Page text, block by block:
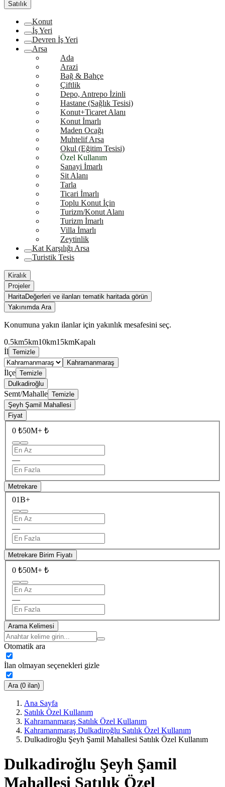
Satılık
Konut
İş Yeri
Devren İş Yeri
Arsa
Ada
Arazi
Bağ & Bahçe
Çiftlik
Depo, Antrepo İzinli
Hastane (Sağlık Tesisi)
Konut+Ticaret Alanı
Konut İmarlı
Maden Ocağı
Muhtelif Arsa
Okul (Eğitim Tesisi)
Özel Kullanım
Sanayi İmarlı
Sit Alanı
Tarla
Ticari İmarlı
Toplu Konut İçin
Turizm/Konut Alanı
Turizm İmarlı
Villa İmarlı
Zeytinlik
Kat Karşılığı Arsa
Turistik Tesis
Kiralık
Projeler
HaritaDeğerleri ve ilanları tematik haritada görün
Yakınımda Ara
Konumuna yakın ilanlar için yakınlık mesafesini seç.
0.5km5km10km15kmKapalı
İl Temizle
Kahramanmaraş
İlçe Temizle
Dulkadiroğlu
Semt/Mahalle Temizle
Şeyh Şamil Mahallesi
Fiyat
0 ₺50M+ ₺
—
Metrekare
01B+
—
Metrekare Birim Fiyatı
0 ₺50M+ ₺
—
Arama Kelimesi
Otomatik ara
İlan olmayan seçenekleri gizle
Ara (0 ilan)
Ana Sayfa
Satılık Özel Kullanım
Kahramanmaraş Satılık Özel Kullanım
Kahramanmaraş Dulkadiroğlu Satılık Özel Kullanım
Dulkadiroğlu Şeyh Şamil Mahallesi Satılık Özel Kullanım
Dulkadiroğlu Şeyh Şamil
Mahallesi Satılık Özel